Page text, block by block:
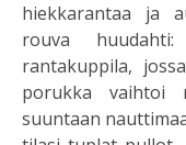
hiekkarantaa ja
rouva
rantakuppila,
porukka vaihtoi
suuntaan